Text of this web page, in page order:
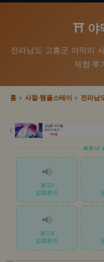
⛩️ 야
전라남도 고흥군 야막리
체험·후
홈 > 사찰·템플스테이 > 전라남
파트너
📢
광고1
입점문의
📢
광고4
입점문의